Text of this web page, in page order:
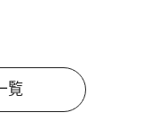
覧